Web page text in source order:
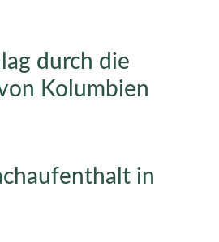
durch die
Kolumbien
in